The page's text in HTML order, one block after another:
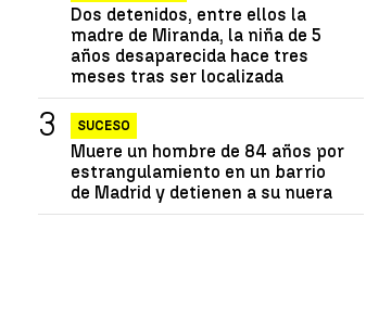
Dos detenidos, entre ellos la
madre de Miranda, la niña de 5
años desaparecida hace tres
meses tras ser localizada
SUCESO
Muere un hombre de 84 años por
estrangulamiento en un barrio
de Madrid y detienen a su nuera